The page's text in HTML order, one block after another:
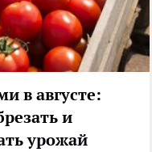
в августе:
и
урожай